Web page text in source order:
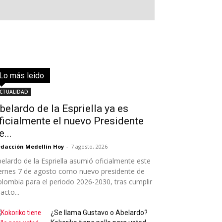
Lo más leidoTodo
de la Espriella ya es
el nuevo Presidente
Medellín Hoy - 7 agosto, 2026
de la Espriella asumió oficialmente este
7 de agosto como nuevo presidente de
para el periodo 2026-2030, tras cumplir
¿Se llama Gustavo o Abelardo?